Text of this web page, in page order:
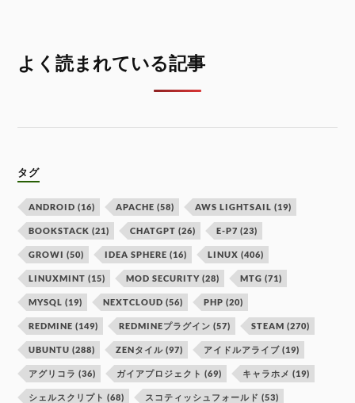
よく読まれている記事
タグ
ANDROID (16) APACHE (58) AWS LIGHTSAIL (19)
BOOKSTACK (21) CHATGPT (26) E-P7 (23)
GROWI (50) IDEA SPHERE (16) LINUX (406)
LINUXMINT (15) MOD SECURITY (28) MTG (71)
MYSQL (19) NEXTCLOUD (56) PHP (20)
REDMINE (149) REDMINEプラグイン (57) STEAM (270)
UBUNTU (288) ZENタイル (97) アイドルアライブ (19)
アグリコラ (36) ガイアプロジェクト (69) キャラホメ (19)
シェルスクリプト (68) スコティッシュフォールド (53)